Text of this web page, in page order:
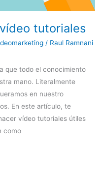
tutoriales
/ Raul Ramnani
que todo el conocimiento
mano. Literalmente
en nuestro
En este artículo, te
vídeo tutoriales útiles
como